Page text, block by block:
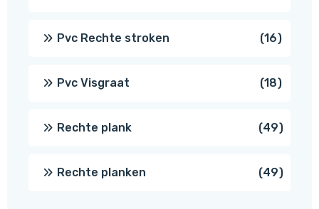
Pvc Rechte stroken 1616
Pvc Visgraat 1818
Rechte plank 4949
Rechte planken 4949